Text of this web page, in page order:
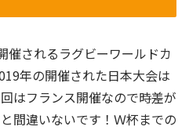
催されるラグビーワールドカ
年の開催された日本大会は
はフランス開催なので時差が
間違いないです！Ｗ杯までの